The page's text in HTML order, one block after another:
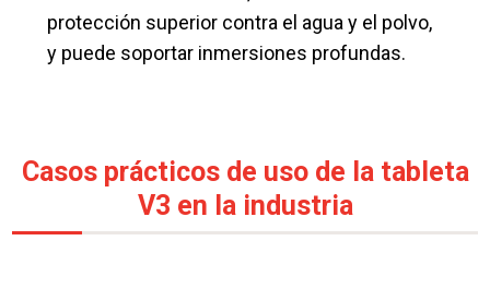
protección superior contra el agua y el polvo,
y puede soportar inmersiones profundas.
Casos prácticos de uso de la tableta
V3 en la industria